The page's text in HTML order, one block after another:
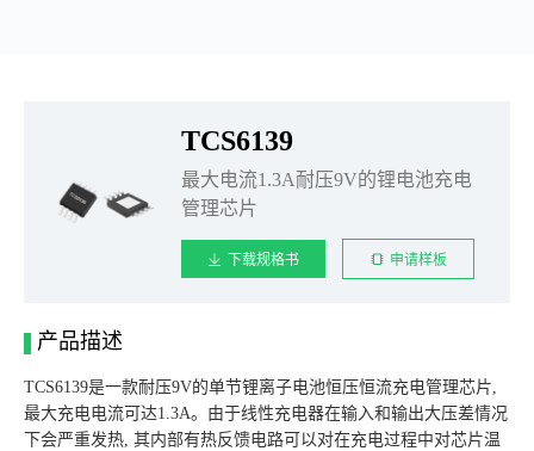
TCS6139
最大电流1.3A耐压9V的锂电池充电
管理芯片
下载规格书 申请样板
产品描述
TCS6139是一款耐压9V的单节锂离子电池恒压恒流充电管理芯片,
最大充电电流可达1.3A。由于线性充电器在输入和输出大压差情况
下会严重发热, 其内部有热反馈电路可以对在充电过程中对芯片温